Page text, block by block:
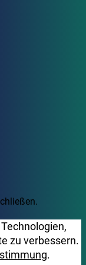
zu verbessern.
.